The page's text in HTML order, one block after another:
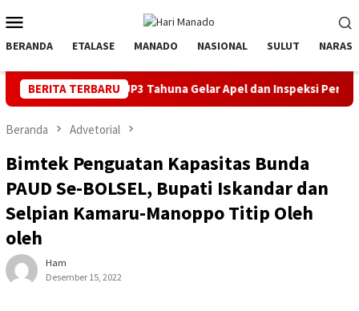
ke
kontenMobile
BERANDA ETALASE MANADO NASIONAL SULUT NARASI
BERITA TERBARU
PLN UP3 Tahuna Gelar Apel dan Inspeksi Peralatan
Beranda Advetorial
Bimtek Penguatan Kapasitas Bunda
PAUD Se-BOLSEL, Bupati Iskandar dan
Selpian Kamaru-Manoppo Titip Oleh
oleh
Ham
Desember 15, 2022